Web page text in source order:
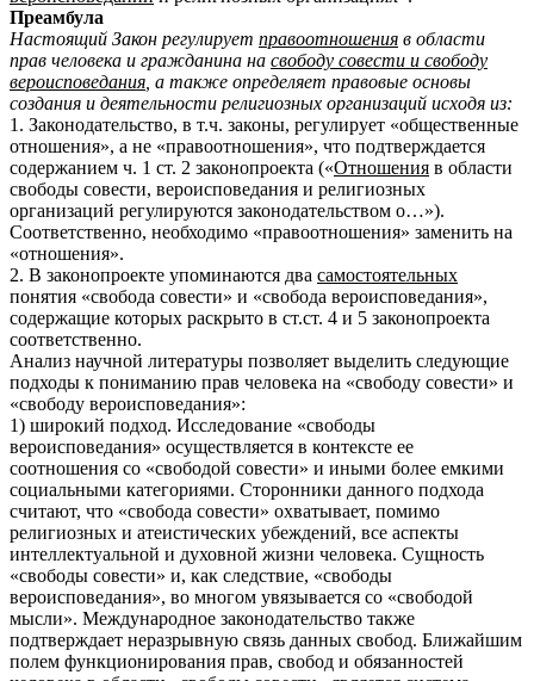
Преамбула
Настоящий Закон регулирует правоотношения в области
прав человека и гражданина на свободу совести и свободу
вероисповедания , а также определяет правовые основы
создания и деятельности религиозных организаций исходя из:
1. Законодательство, в т.ч. законы, регулирует «общественные
отношения», а не «правоотношения», что подтверждается
содержанием ч. 1 ст. 2 законопроекта («Отношения в области
свободы совести, вероисповедания и религиозных
организаций регулируются законодательством о…»).
Соответственно, необходимо «правоотношения» заменить на
«отношения».
2. В законопроекте упоминаются два самостоятельных
понятия «свобода совести» и «свобода вероисповедания»,
содержащие которых раскрыто в ст.ст. 4 и 5 законопроекта
соответственно.
Анализ научной литературы позволяет выделить следующие
подходы к пониманию прав человека на «свободу совести» и
«свободу вероисповедания»:
1) широкий подход. Исследование «свободы
вероисповедания» осуществляется в контексте ее
соотношения со «свободой совести» и иными более емкими
социальными категориями. Сторонники данного подхода
считают, что «свобода совести» охватывает, помимо
религиозных и атеистических убеждений, все аспекты
интеллектуальной и духовной жизни человека. Сущность
«свободы совести» и, как следствие, «свободы
вероисповедания», во многом увязывается со «свободой
мысли». Международное законодательство также
подтверждает неразрывную связь данных свобод. Ближайшим
полем функционирования прав, свобод и обязанностей